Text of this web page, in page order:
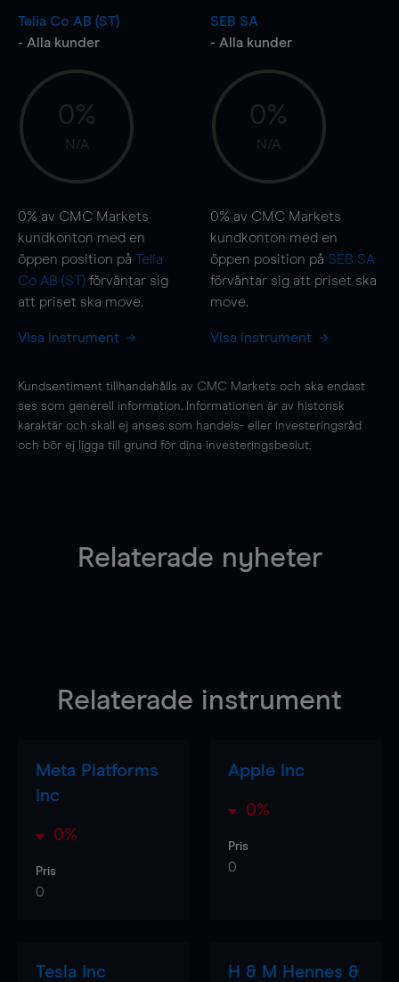
Telia Co AB (ST)
- Alla kunder
0%
N/A
0% av CMC Markets
kundkonton med en
öppen position på Telia
Co AB (ST) förväntar sig
att priset ska move.
Visa instrument
SEB SA
- Alla kunder
0%
N/A
0% av CMC Markets
kundkonton med en
öppen position på SEB SA
förväntar sig att priset ska
move.
Visa instrument
Kundsentiment tillhandahålls av CMC Markets och ska endast
ses som generell information. Informationen är av historisk
karaktär och skall ej anses som handels- eller investeringsråd
och bör ej ligga till grund för dina investeringsbeslut.
Relaterade nyheter
Relaterade instrument
Meta Platforms
Inc
0%
Pris
0
Apple Inc
0%
Pris
0
Tesla Inc
H & M Hennes &